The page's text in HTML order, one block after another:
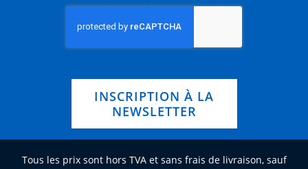
INSCRIPTION À LA
NEWSLETTER
Tous les prix sont hors TVA et sans frais de livraison, sauf